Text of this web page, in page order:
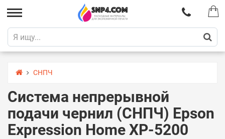
СНПЧ
Система непрерывной
подачи чернил (СНПЧ) Epson
Expression Home XP-5200